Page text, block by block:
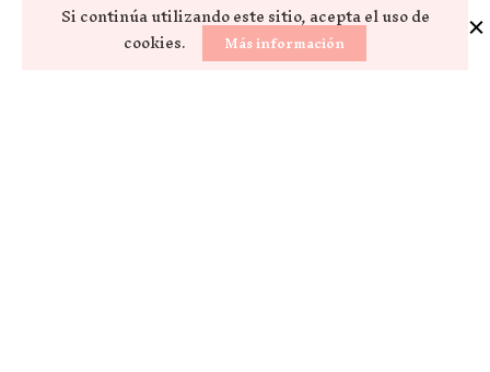
Si continúa utilizando este sitio, acepta el uso de
cookies. Más información